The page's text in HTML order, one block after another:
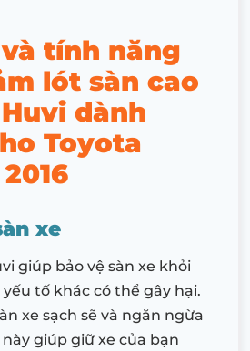
tính năng
lót sàn cao
dành
Toyota
xe
giúp bảo vệ sàn xe khỏi
tố khác có thể gây hại.
xe sạch sẽ và ngăn ngừa
giúp giữ xe của bạn